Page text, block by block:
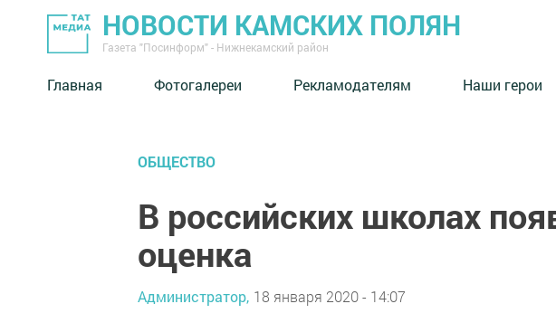
НОВОСТИ КАМСКИХ ПОЛЯН
Газета "Посинформ" - Нижнекамский район
Главная Фотогалереи Рекламодателям Наши герои
ОБЩЕСТВО
В российских школах
оценка
Администратор, 18 января 2020 - 14:07